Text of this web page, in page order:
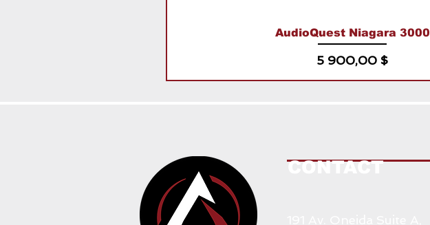
AudioQuest Niagara 3000
Prix
5 900,00 $
CONTACT